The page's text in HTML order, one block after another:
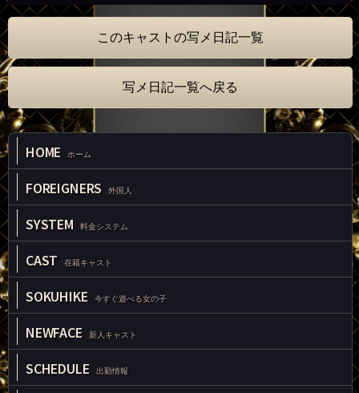
このキャストの写メ日記一覧
写メ日記一覧へ戻る
HOME ホーム
FOREIGNERS 外国人
SYSTEM 料金システム
CAST 在籍キャスト
SOKUHIKE 今すぐ遊べる女の子
NEWFACE 新人キャスト
SCHEDULE 出勤情報